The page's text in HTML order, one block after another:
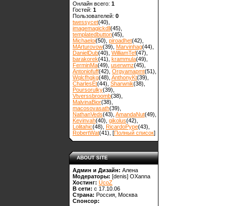
Онлайн всего: 1
Гостей: 1
Пользователей: 0
twessycet(40)
imagemagickdll(45)
templatedbutton(45)
Michaeloi(50) piroadhet(42)
MArturovow(39) Marvinhag(44)
DanielDub(40) WilliamTef(47)
barakorek(41) krammula(49)
FerminMa(49) userwmz(45)
Antoniofuff(42) Orgyamapmt(51)
Wqlcfhgkg(48) AnthonyKt(39)
CharlesEt(44) Sharwnik(38)
Poursorulky(39)
Vtverssbroomb(38)
MalvinaBior(38)
macosovasath(39)
NathanVeds(43) AmandaNut(49)
Kevinvah(40) gikolus(42)
Lolitahic(48) RicardoPype(43)
RobertWat(41) , [Полный список]
ABOUT SITE
Админ и Дизайн: Алена
Модераторы: [denis] OXanna
Хостинг: UcoZ
В сети: с 17.10.06
Страна: Россия, Москва
Спонсор: